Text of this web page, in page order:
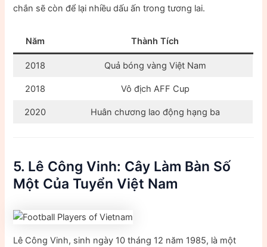
chắn sẽ còn để lại nhiều dấu ấn trong tương lai.
Năm Thành Tích
2018 Quả bóng vàng Việt Nam
2018 Vô địch AFF Cup
2020 Huân chương lao động hạng ba
5. Lê Công Vinh: Cây Làm Bàn Số
Một Của Tuyển Việt Nam
Lê Công Vinh, sinh ngày 10 tháng 12 năm 1985, là một